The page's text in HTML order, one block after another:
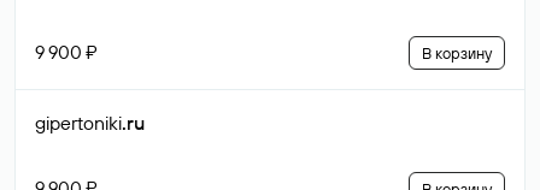
9 900 ₽ В корзину
gipertoniki.ru